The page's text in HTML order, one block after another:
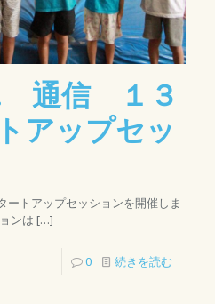
通信 １３
アップセッ
ートアップセッションを開催しま
ンは […]
0 続きを読む